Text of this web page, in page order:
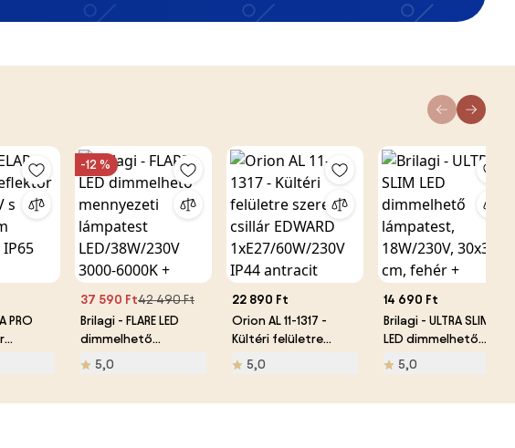
PRO
-12 %
37 590 Ft42 490 Ft
Brilagi - FLARE LED
dimmelhető
mennyezeti
lámpatest
5,0
22 890 Ft
Orion AL 11-1317 -
Kültéri felületre
szerelt csillár
EDWARD
5,0
14 690 Ft
Brilagi - ULTRA SLIM
LED dimmelhető
lámpatest,
18W/230V, 30x30 cm,
5,0